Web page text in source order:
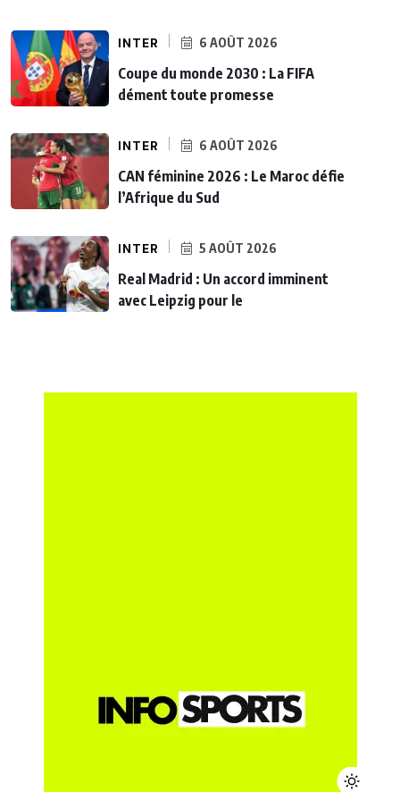
INTER 6 AOÛT 2026
Coupe du monde 2030 : La FIFA
dément toute promesse
INTER 6 AOÛT 2026
CAN féminine 2026 : Le Maroc défie
l’Afrique du Sud
INTER 5 AOÛT 2026
Real Madrid : Un accord imminent
avec Leipzig pour le